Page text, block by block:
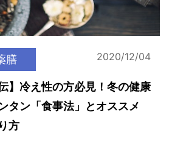
膳 2020/12/04
】冷え性の方必見！冬の健康
タン「食事法」とオススメ
方